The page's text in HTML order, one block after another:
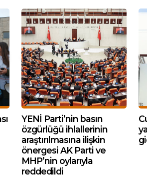
YENİ Parti’nin basın
özgürlüğü ihlallerinin
araştırılmasına ilişkin
önergesi AK Parti ve
MHP’nin oylarıyla
reddedildi